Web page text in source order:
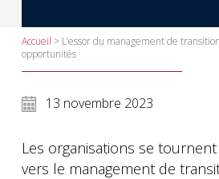
Accueil > L’essor du management de
opportunités
13 novembre 2023
Les organisations se
vers le management de